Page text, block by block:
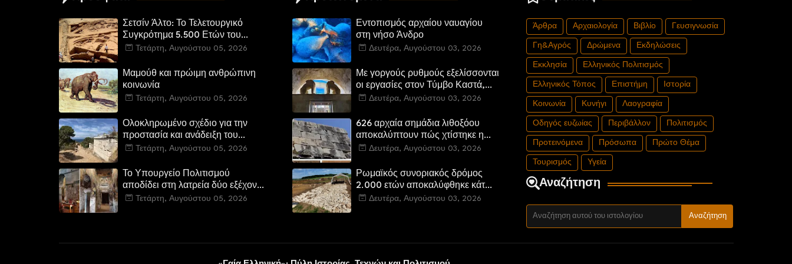
Σετσίν Άλτο: Το Τελετουργικό
Συγκρότημα 5.500 Ετών του
ΠερούΤετάρτη, Αυγούστου 05, 2026
Μαμούθ και πρώιμη ανθρώπινη
κοινωνία
Τετάρτη, Αυγούστου 05, 2026
Ολοκληρωμένο σχέδιο για την
προστασία και ανάδειξη του
Ραμνούντος
Τετάρτη, Αυγούστου 05, 2026
Το Υπουργείο Πολιτισμού
αποδίδει στη λατρεία δύο εξέχοντα
βυζαντινά μνημεία στην Καστοριά
Τετάρτη, Αυγούστου 05, 2026
Εντοπισμός αρχαίου ναυαγίου
στη νήσο Άνδρο
Δευτέρα, Αυγούστου 03, 2026
Με γοργούς ρυθμούς εξελίσσονται
οι εργασίες στον Τύμβο Καστά,
στην Αμφίπολη. Αποδίδονται
αποκατεστημένα και προσβάσιμα
Δευτέρα, Αυγούστου 03, 2026
626 αρχαία σημάδια λιθοξόου
αποκαλύπτουν πώς χτίστηκε η
πύλη της ελληνικής Πτολεμαΐδας
Δευτέρα, Αυγούστου 03, 2026
Ρωμαϊκός συνοριακός δρόμος
2.000 ετών αποκαλύφθηκε κάτω
από τη διαδρομή του νέου
Δευτέρα, Αυγούστου 03, 2026
Άρθρα Αρχαιολογία Βιβλίο Γευσιγνωσία
Γη&Αγρός Δρώμενα Εκδηλώσεις
Εκκλησία Ελληνικός Πολιτισμός
Ελληνικός Τόπος Επιστήμη Ιστορία
Κοινωνία Κυνήγι Λαογραφία
Οδηγός ευζωίας Περιβάλλον Πολιτισμός
Προτεινόμενα Πρόσωπα Πρώτο Θέμα
Τουρισμός Υγεία
Αναζήτηση